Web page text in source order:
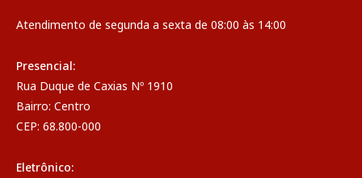
Atendimento de segunda a sexta de 08:00 às 14:00
Presencial:
Rua Duque de Caxias Nº 1910
Bairro: Centro
CEP: 68.800-000
Eletrônico: